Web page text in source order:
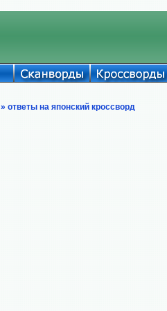
» ответы на японский кроссворд